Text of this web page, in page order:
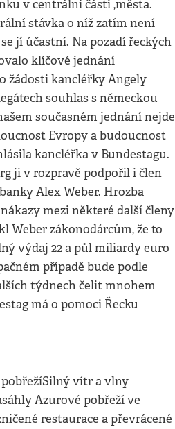
v centrální části ,města.
stávka o níž zatím není
jí účastní. Na pozadí řeckých
klíčové jednání
žádosti kancléřky Angely
souhlas s německou
současném jednání nejde
Evropy a budoucnost
kancléřka v Bundestagu.
ji v rozpravě podpořil i člen
Alex Weber. Hrozba
mezi některé další členy
Weber zákonodárcům, že to
výdaj 22 a půl miliardy euro
případě bude podle
týdnech čelit mnohem
má o pomoci Řecku
vítr a vlny
Azurové pobřeží ve
restaurace a převrácené